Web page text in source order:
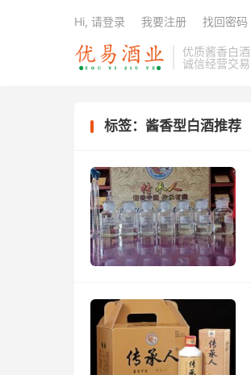
优质酱香白酒
诚信经营交易
Hi, 请登录 我要注册 找回密码
标签：酱香型白酒推荐